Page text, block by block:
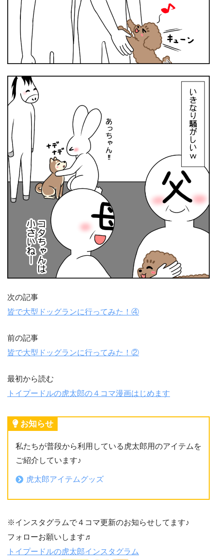
次の記事
皆で大型ドッグランに行ってみた！④
前の記事
皆で大型ドッグランに行ってみた！②
最初から読む
トイプードルの虎太郎の４コマ漫画はじめます
お知らせ
私たちが普段から利用している虎太郎用のアイテムを
ご紹介しています♪
虎太郎アイテムグッズ
※インスタグラムで４コマ更新のお知らせしてます♪
フォローお願いします♬
トイプードルの虎太郎インスタグラム